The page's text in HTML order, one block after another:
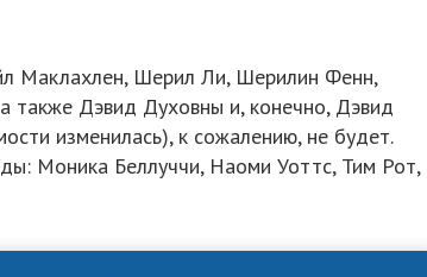
Маклахлен, Шерил Ли, Шерилин Фенн,
Дэвид Духовны и, конечно, Дэвид
изменилась), к сожалению, не будет.
Моника Беллуччи, Наоми Уоттс, Тим Рот,